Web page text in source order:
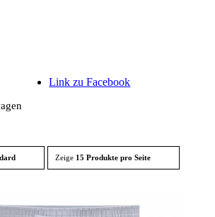
Link zu Facebook
Zeige 15 Produkte pro Seite